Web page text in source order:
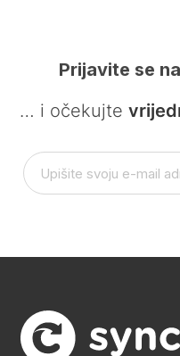
Prijavite se
… i očekujte